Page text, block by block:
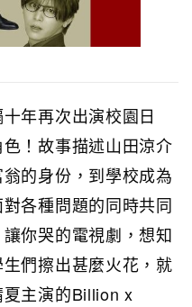
年再次出演校園日
！故事描述山田涼介
的身份，到學校成為
各種問題的同時共同
你哭的電視劇，想知
們擦出甚麼火花，就
主演的Billion x